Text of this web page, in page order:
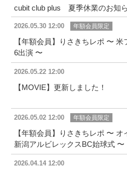
cubit club plus 夏季休業のお知
2026.05.30 12:00 年額会員限定
【年額会員】りさきちレポ 〜 米
6出演 〜
2026.05.22 12:00
【MOVIE】更新しました！
2026.05.02 12:00 年額会員限定
【年額会員】りさきちレポ 〜 オ
新潟アルビレックスBC始球式 〜
2026.04.14 12:00